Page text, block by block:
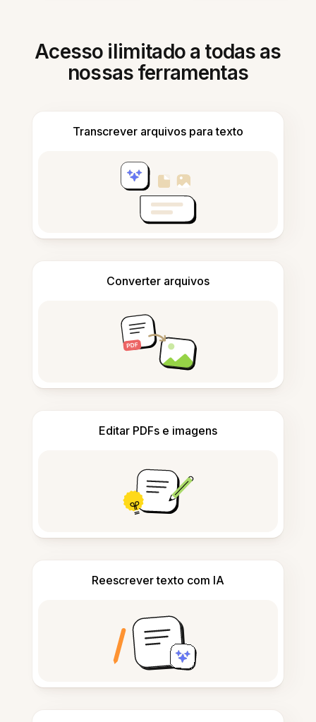
Acesso ilimitado a todas as
nossas ferramentas
Transcrever arquivos para texto
Converter arquivos
Editar PDFs e imagens
Reescrever texto com IA